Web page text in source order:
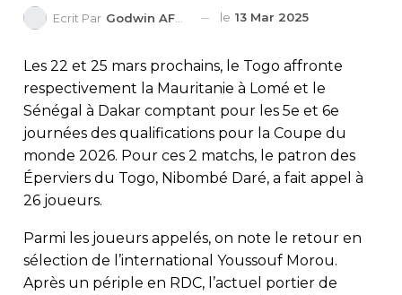
Ecrit Par Godwin AFEDO le 13 Mar 2025
Les 22 et 25 mars prochains, le Togo affronte
respectivement la Mauritanie à Lomé et le
Sénégal à Dakar comptant pour les 5e et 6e
journées des qualifications pour la Coupe du
monde 2026. Pour ces 2 matchs, le patron des
Éperviers du Togo, Nibombé Daré, a fait appel à
26 joueurs.
Parmi les joueurs appelés, on note le retour en
sélection de l’international Youssouf Morou.
Après un périple en RDC, l’actuel portier de